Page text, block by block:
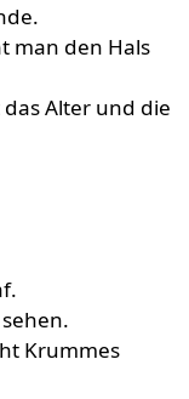
man den Hals
Alter und die
Krummes